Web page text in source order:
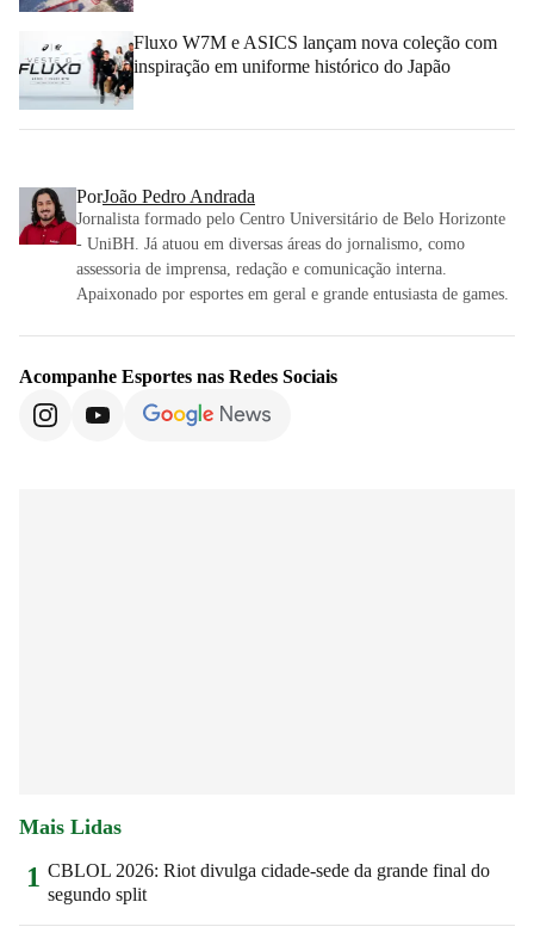
Fluxo W7M e ASICS lançam nova coleção com
inspiração em uniforme histórico do Japão
PorJoão Pedro Andrada
Jornalista formado pelo Centro Universitário de Belo Horizonte
- UniBH. Já atuou em diversas áreas do jornalismo, como
assessoria de imprensa, redação e comunicação interna.
Apaixonado por esportes em geral e grande entusiasta de games.
Acompanhe Esportes nas Redes Sociais
Mais Lidas
1 CBLOL 2026: Riot divulga cidade-sede da grande final do
segundo split